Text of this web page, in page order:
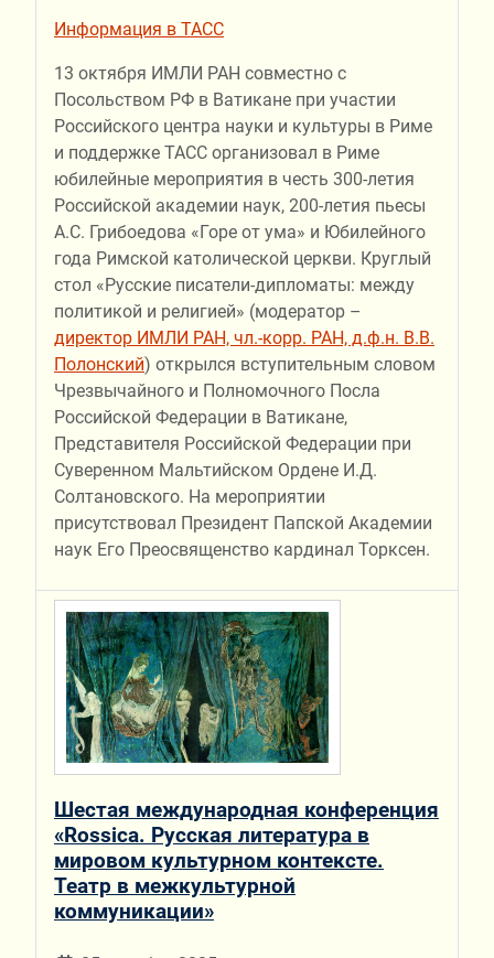
Информация в ТАСС
13 октября ИМЛИ РАН совместно с
Посольством РФ в Ватикане при участии
Российского центра науки и культуры в Риме
и поддержке ТАСС организовал в Риме
юбилейные мероприятия в честь 300-летия
Российской академии наук, 200-летия пьесы
А.С. Грибоедова «Горе от ума» и Юбилейного
года Римской католической церкви. Круглый
стол «Русские писатели-дипломаты: между
политикой и религией» (модератор –
директор ИМЛИ РАН, чл.-корр. РАН, д.ф.н. В.В.
Полонский) открылся вступительным словом
Чрезвычайного и Полномочного Посла
Российской Федерации в Ватикане,
Представителя Российской Федерации при
Суверенном Мальтийском Ордене И.Д.
Солтановского. На мероприятии
присутствовал Президент Папской Академии
наук Его Преосвященство кардинал Торксен.
Шестая международная конференция
«Rossica. Русская литература в
мировом культурном контексте.
Театр в межкультурной
коммуникации»